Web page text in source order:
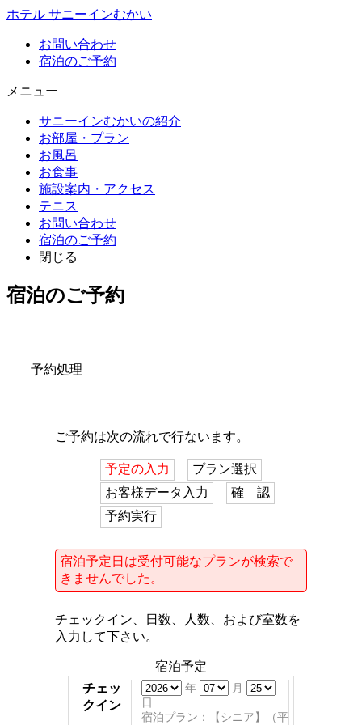
ホテル サニーインむかい
お問い合わせ
宿泊のご予約
メニュー
サニーインむかいの紹介
お部屋・プラン
お風呂
お食事
施設案内・アクセス
テニス
お問い合わせ
宿泊のご予約
閉じる
宿泊のご予約
予約処理
ご予約は次の流れで行ないます。
予定の入力
プラン選択
お客様データ入力
確 認
予約実行
宿泊予定日は受付可能なプランが検索で
きませんでした。
チェックイン、日数、人数、および室数を
入力して下さい。
宿泊予定
チェッ
クイン
年
月
日
宿泊プラン：【シニア】（平